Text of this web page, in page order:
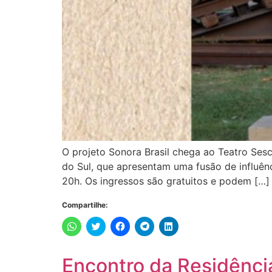
O projeto Sonora Brasil chega ao Teatro
do Sul, que apresentam uma fusão de
20h. Os ingressos são gratuitos e podem […]
Compartilhe:
Clique
para
em
Clique
para
em
Clique
para
Facebook(abre
em
Clique
para
Telegram(abre
em
Clique
para
LinkedIn(abre
em
Encontro da